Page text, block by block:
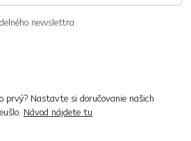
newslettra
prvý? Nastavte si doručovanie našich
Návod nájdete tu.